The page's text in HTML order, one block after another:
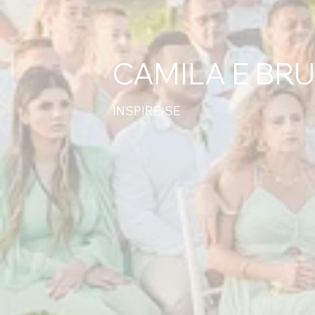
CAMILA E
INSPIRE-SE